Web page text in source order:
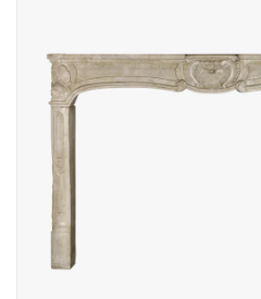
Decoratieve Outdoor
Vloeren - Steen, Terra Cotta
& Marmer